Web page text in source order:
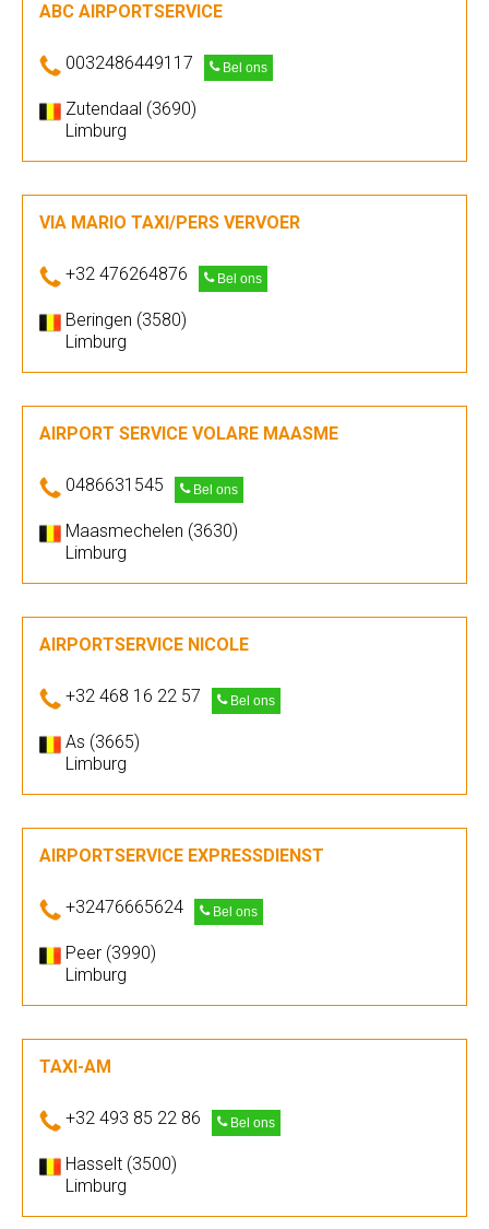
ABC AIRPORTSERVICE
0032486449117 Bel ons
Zutendaal (3690)
Limburg
VIA MARIO TAXI/PERS VERVOER
+32 476264876 Bel ons
Beringen (3580)
Limburg
AIRPORT SERVICE VOLARE MAASME
0486631545 Bel ons
Maasmechelen (3630)
Limburg
AIRPORTSERVICE NICOLE
+32 468 16 22 57 Bel ons
As (3665)
Limburg
AIRPORTSERVICE EXPRESSDIENST
+32476665624 Bel ons
Peer (3990)
Limburg
TAXI-AM
+32 493 85 22 86 Bel ons
Hasselt (3500)
Limburg